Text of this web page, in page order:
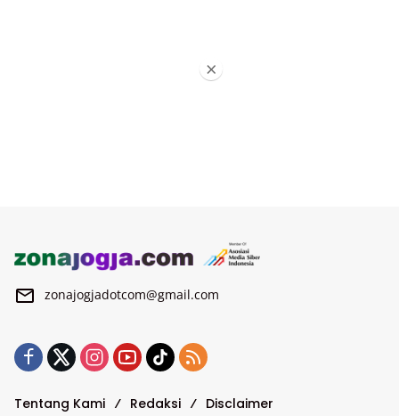
zonajogjadotcom@gmail.com
Tentang Kami Redaksi Disclaimer
×